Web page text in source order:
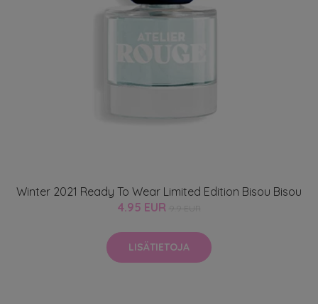
Winter 2021 Ready To Wear Limited Edition Bisou Bisou
4.95 EUR
LISÄTIETOJA